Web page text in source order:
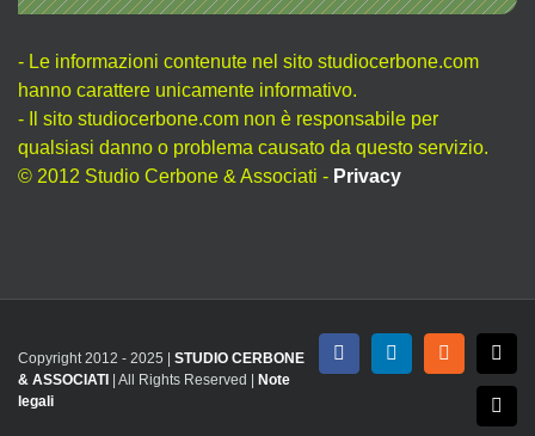
- Le informazioni contenute nel sito studiocerbone.com
hanno carattere unicamente informativo.
- Il sito studiocerbone.com non è responsabile per
qualsiasi danno o problema causato da questo servizio.
© 2012 Studio Cerbone & Associati - Privacy
Copyright 2012 - 2025 | STUDIO CERBONE
& ASSOCIATI
| All Rights Reserved |
Note
legali
FacebookLinkedInRss X